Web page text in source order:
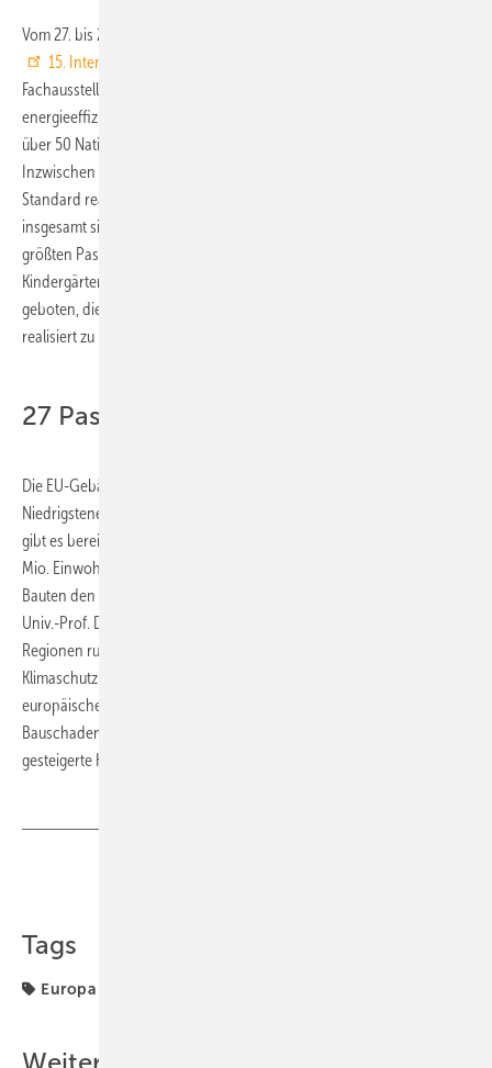
Vom 27. bis 28. Mai 2011 trifft sich die Branche in Innsbruck auf der
15. Internationalen Passivhaustagung
Fachausstellung. Auf dem weltweit größten Kongress für
energieeffizientes Bauen werden über 1200 Kongressteilnehmer aus
über 50 Nationen Lösungen für nachhaltiges Bauen diskutieren.
Inzwischen sind auch rund 800 Altbausanierungen auf Passivhaus-
Standard realisiert – ein weiterer Schwerpunkt der Tagung. Mit
insgesamt sieben Exkursionstouren, u.a. zu den beiden weltweit
größten Passivhaus-Wohnhausanlagen sowie mehreren Schulen und
Kindergärten, wird den Tagungsteilnehmern auch die Gelegenheit
geboten, die theoretischen Erkenntnisse gleich selbst vor Ort
realisiert zu besichtigen.
27 Passivhaus-Leuchtturmregionen
Die EU-Gebäuderichtlinie verpflichtet die öffentliche Hand beim
Niedrigstenergiegebäude mit gutem Beispiel voranzugehen. „Derzeit
gibt es bereits 27 Passivhaus-Leuchtturmregionen mit insgesamt 25
Mio. Einwohnern in Europa, die per Selbstverpflichtung für öffentliche
Bauten den Passivhaus-Standard vorgeschrieben haben“, freut sich
Univ.-Prof. Dr. Wolfgang Feist. Das Passivhaus-Konzept sei für alle
Regionen rund um den Globus prädestiniert. Nicht nur aus
Klimaschutz- und Energiegründen werde das Passivhaus mit der
europäischen Gebäuderichtlinie in ganz Europa etabliert. Die
Bauschadensreduzierung, Wertsicherung und der erheblich
gesteigerte Komfort seinen ebenso entscheidend. ■
Tags
Europa